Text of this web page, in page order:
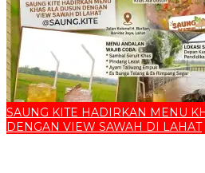
SAUNG KITE HADIRKAN MENU
DENGAN VIEW SAWAH DI LAHAT